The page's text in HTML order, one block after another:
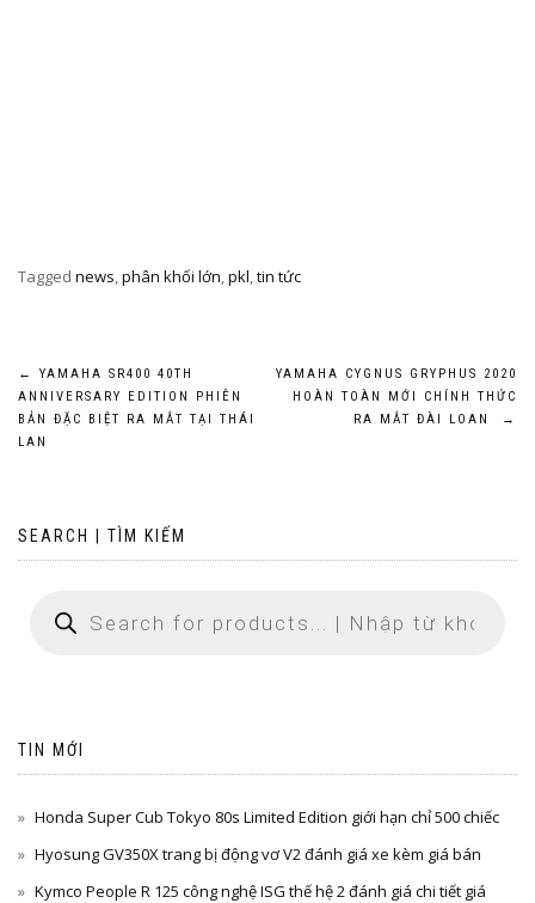
Tagged news,phân khối lớn,pkl,tin tức
Post
navigation
←
YAMAHA SR400 40TH
ANNIVERSARY EDITION PHIÊN
BẢN ĐẶC BIỆT RA MẮT TẠI THÁI
LAN
YAMAHA CYGNUS GRYPHUS 2020
HOÀN TOÀN MỚI CHÍNH THỨC
RA MẮT ĐÀI LOAN
→
SEARCH | TÌM KIẾM
TIN MỚI
Honda Super Cub Tokyo 80s Limited Edition giới hạn chỉ 500 chiếc
Hyosung GV350X trang bị động vơ V2 đánh giá xe kèm giá bán
Kymco People R 125 công nghệ ISG thế hệ 2 đánh giá chi tiết giá